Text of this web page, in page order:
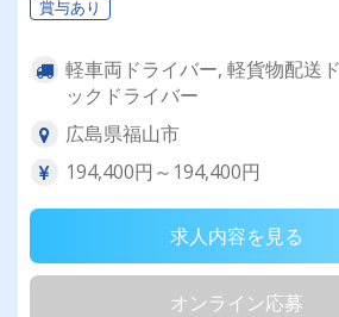
賞与あり
軽車両ドライバー, 軽貨物配送
ックドライバー
広島県福山市
194,400円～194,400円
求人内容を見る
オンライン応募